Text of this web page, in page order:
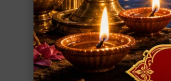
厄除開運
恋愛・結婚
学問・芸術